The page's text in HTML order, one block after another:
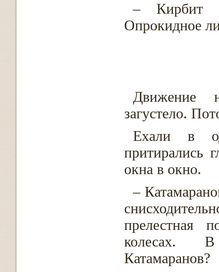
– Кирбит
Опрокидное
Движение
загустело.
Ехали в
притирались
окна в окно.
–
прелестная
колесах. В
Катамаранов?